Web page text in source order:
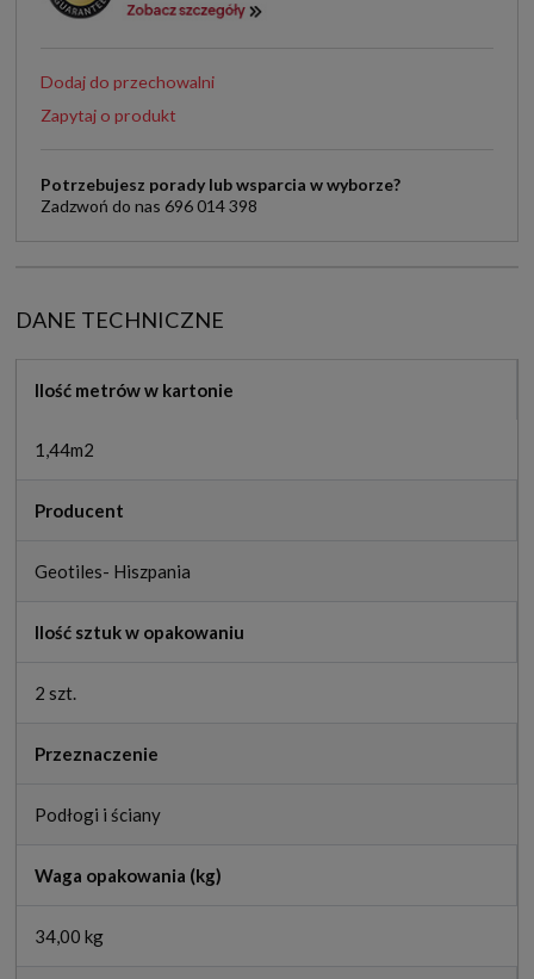
Dodaj do przechowalni
Zapytaj o produkt
Potrzebujesz porady lub wsparcia w wyborze?
Zadzwoń do nas 696 014 398
DANE TECHNICZNE
Ilość metrów w kartonie
1,44m2
Producent
Geotiles- Hiszpania
Ilość sztuk w opakowaniu
2 szt.
Przeznaczenie
Podłogi i ściany
Waga opakowania (kg)
34,00 kg